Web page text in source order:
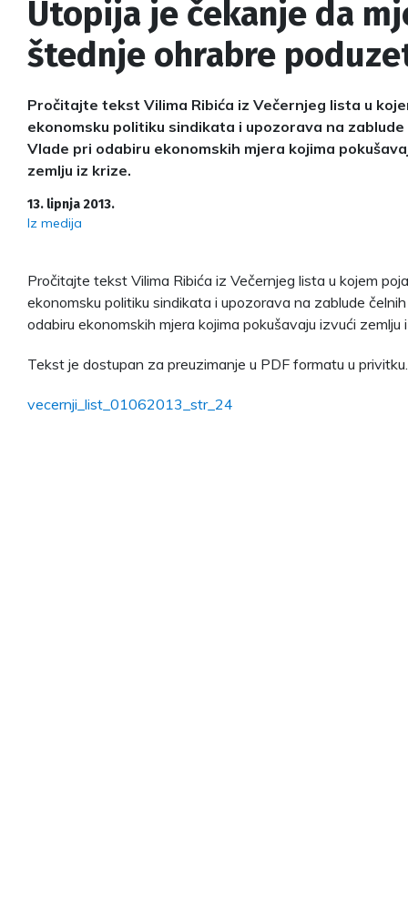
Utopija je čekanje da
štednje ohrabre
Pročitajte tekst Vilima Ribića iz Večernjeg lista u
ekonomsku politiku sindikata i upozorava na zablude
Vlade pri odabiru ekonomskih mjera kojima
zemlju iz krize.
13. lipnja 2013.
Iz medija
Pročitajte tekst Vilima Ribića iz Večernjeg lista u kojem
ekonomsku politiku sindikata i upozorava na zablude
odabiru ekonomskih mjera kojima pokušavaju izvući zemlju
Tekst je dostupan za preuzimanje u PDF formatu u privitku.
vecernji_list_01062013_str_24